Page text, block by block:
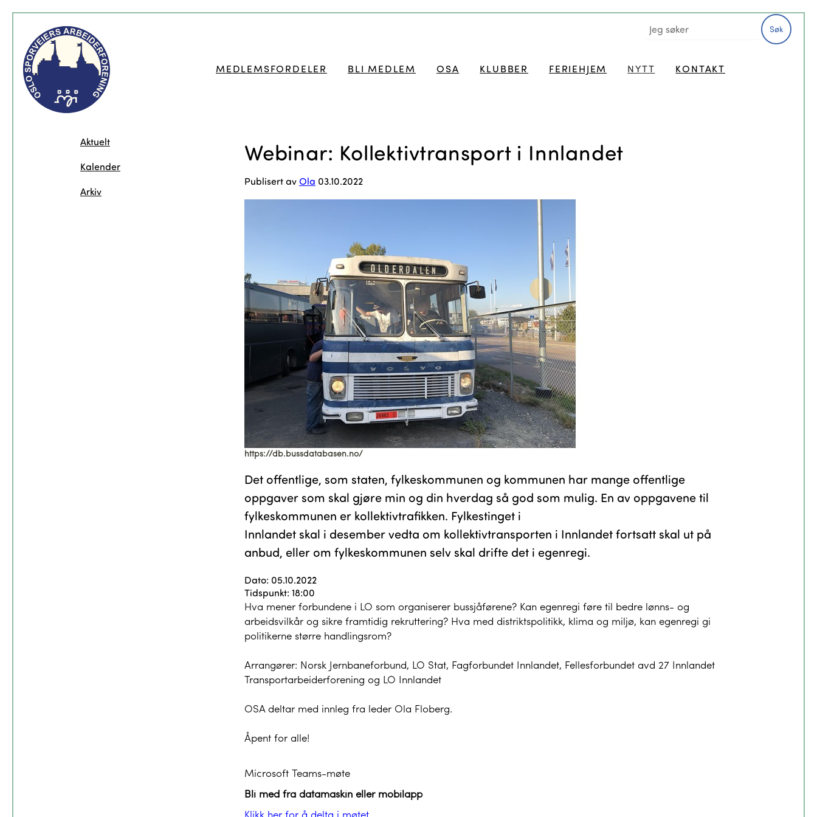
MEDLEMSFORDELER BLI MEDLEM OSA KLUBBER FERIEHJEM NYTT KONTAKT
Søk
Aktuelt
Kalender
Arkiv
Webinar: Kollektivtransport i Innlandet
Publisert avOla 03.10.2022
https://db.bussdatabasen.no/
Det offentlige, som staten, fylkeskommunen og kommunen har mange offentlige
oppgaver som skal gjøre min og din hverdag så god som mulig. En av oppgavene til
fylkeskommunen er kollektivtrafikken. Fylkestinget i
Innlandet skal i desember vedta om kollektivtransporten i Innlandet fortsatt skal ut på
anbud, eller om fylkeskommunen selv skal drifte det i egenregi.
Dato: 05.10.2022
Tidspunkt: 18:00
Hva mener forbundene i LO som organiserer bussjåførene? Kan egenregi føre til bedre lønns- og
arbeidsvilkår og sikre framtidig rekruttering? Hva med distriktspolitikk, klima og miljø, kan egenregi gi
politikerne større handlingsrom?
Arrangører: Norsk Jernbaneforbund, LO Stat, Fagforbundet Innlandet, Fellesforbundet avd 27 Innlandet
Transportarbeiderforening og LO Innlandet
OSA deltar med innleg fra leder Ola Floberg.
Åpent for alle!
Microsoft Teams-møte
Bli med fra datamaskin eller mobilapp
Klikk her for å delta i møtet